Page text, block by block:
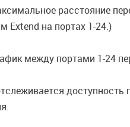
расстояние
Extend на портах 1-24.)
между портами 1-24